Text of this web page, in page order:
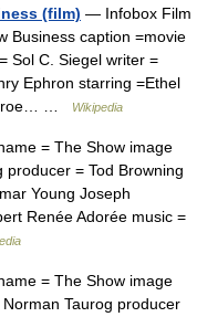
(film) — Infobox Film
Business caption =movie
Sol C. Siegel writer =
Ephron starring =Ethel
…
Wikipedia
= The Show image
producer = Tod Browning
Young Joseph
Renée Adorée music =
= The Show image
Taurog producer